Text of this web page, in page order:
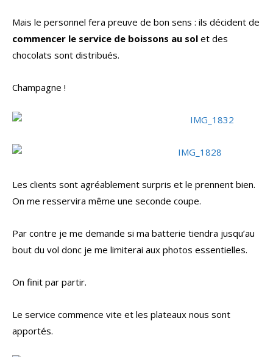
Mais le personnel fera preuve de bon sens : ils décident de
commencer le service de boissons au sol et des
chocolats sont distribués.
Champagne !
Les clients sont agréablement surpris et le prennent bien.
On me resservira même une seconde coupe.
Par contre je me demande si ma batterie tiendra jusqu’au
bout du vol donc je me limiterai aux photos essentielles.
On finit par partir.
Le service commence vite et les plateaux nous sont
apportés.